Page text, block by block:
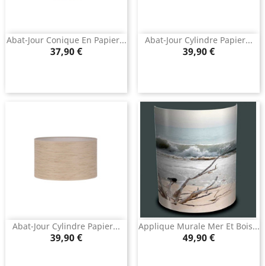
Abat-Jour Conique En Papier...
Prix
37,90 €
Abat-Jour Cylindre Papier...
Prix
39,90 €
Abat-Jour Cylindre Papier...
Prix
39,90 €
Applique Murale Mer Et Bois...
Prix
49,90 €